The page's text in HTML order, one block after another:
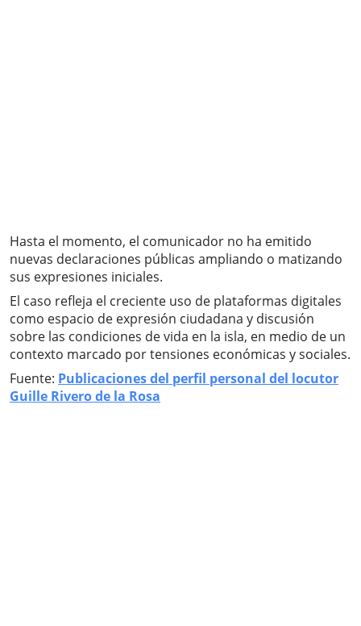
Hasta el momento, el comunicador no ha emitido
nuevas declaraciones públicas ampliando o matizando
sus expresiones iniciales.
El caso refleja el creciente uso de plataformas digitales
como espacio de expresión ciudadana y discusión
sobre las condiciones de vida en la isla, en medio de un
contexto marcado por tensiones económicas y sociales.
Fuente: Publicaciones del perfil personal del locutor
Guille Rivero de la Rosa